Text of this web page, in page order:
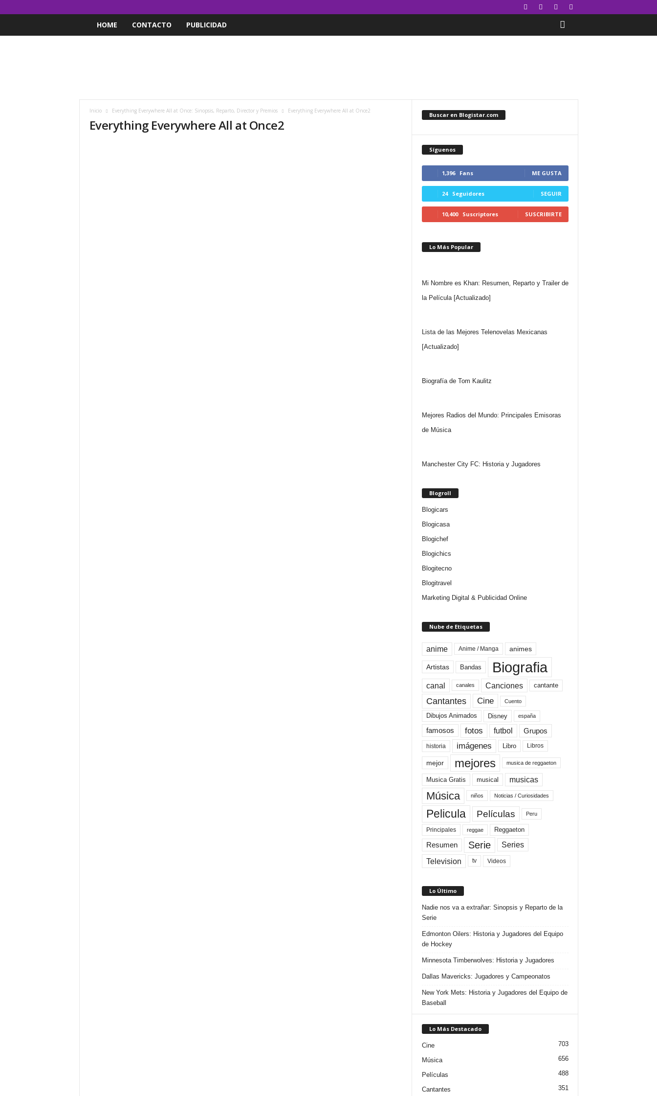
HOME CONTACTO PUBLICIDAD
Inicio Everything Everywhere All at Once: Sinopsis, Reparto, Director y Premios Everything Everywhere All at Once2
Everything Everywhere All at Once2
Buscar en Blogistar.com
Síguenos
1,396 Fans ME GUSTA
24 Seguidores SEGUIR
10,400 Suscriptores SUSCRIBIRTE
Lo Más Popular
Mi Nombre es Khan: Resumen, Reparto y Trailer de
la Película [Actualizado]
Lista de las Mejores Telenovelas Mexicanas
[Actualizado]
Biografía de Tom Kaulitz
Mejores Radios del Mundo: Principales Emisoras
de Música
Manchester City FC: Historia y Jugadores
Blogroll
Blogicars
Blogicasa
Blogichef
Blogichics
Blogitecno
Blogitravel
Marketing Digital & Publicidad Online
Nube de Etiquetas
anime Anime / Manga animes
Artistas Bandas Biografia
canal canales Canciones cantante
Cantantes Cine Cuento
Dibujos Animados Disney españa
famosos fotos futbol Grupos
historia imágenes Libro Libros
mejor mejores musica de reggaeton
Musica Gratis musical musicas
Música niños Noticias / Curiosidades
Pelicula Películas Peru
Principales reggae Reggaeton
Resumen Serie Series
Television tv Videos
Lo Último
Nadie nos va a extrañar: Sinopsis y Reparto de la
Serie
Edmonton Oilers: Historia y Jugadores del Equipo
de Hockey
Minnesota Timberwolves: Historia y Jugadores
Dallas Mavericks: Jugadores y Campeonatos
New York Mets: Historia y Jugadores del Equipo de
Baseball
Lo Más Destacado
Cine 703
Música 656
Películas 488
Cantantes 351